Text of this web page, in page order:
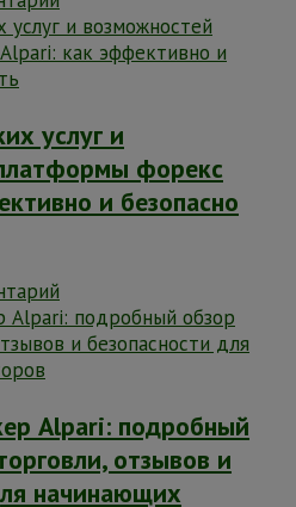
услуг и
форекс
и безопасно
Alpari: подробный
отзывов и
начинающих